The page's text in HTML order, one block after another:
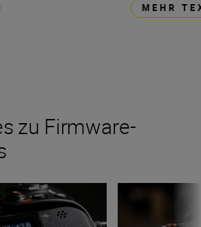
MEHR
zu Firmware-
für die Nikon Z 8 ist da!Das Firmware-